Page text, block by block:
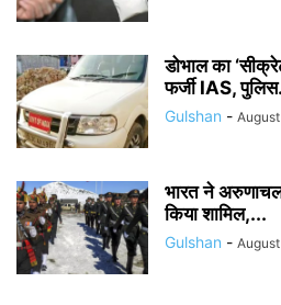
डोभाल का
फर्जी IAS,
Gulshan -
भारत ने
किया शामिल,...
Gulshan -